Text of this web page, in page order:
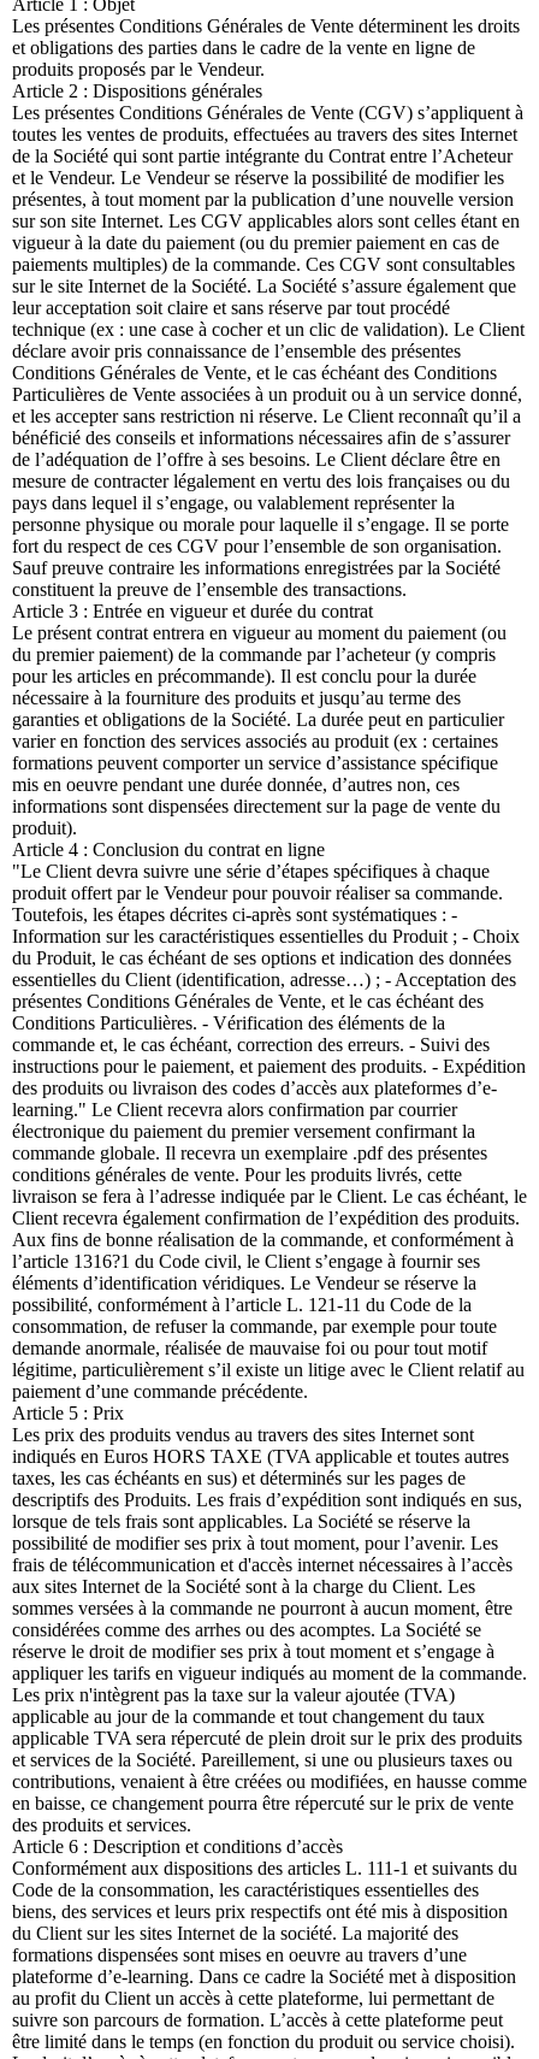
Article 1 : Objet
Les présentes Conditions Générales de Vente déterminent les droits
et obligations des parties dans le cadre de la vente en ligne de
produits proposés par le Vendeur.
Article 2 : Dispositions générales
Les présentes Conditions Générales de Vente (CGV) s’appliquent à
toutes les ventes de produits, effectuées au travers des sites Internet
de la Société qui sont partie intégrante du Contrat entre l’Acheteur
et le Vendeur. Le Vendeur se réserve la possibilité de modifier les
présentes, à tout moment par la publication d’une nouvelle version
sur son site Internet. Les CGV applicables alors sont celles étant en
vigueur à la date du paiement (ou du premier paiement en cas de
paiements multiples) de la commande. Ces CGV sont consultables
sur le site Internet de la Société. La Société s’assure également que
leur acceptation soit claire et sans réserve par tout procédé
technique (ex : une case à cocher et un clic de validation). Le Client
déclare avoir pris connaissance de l’ensemble des présentes
Conditions Générales de Vente, et le cas échéant des Conditions
Particulières de Vente associées à un produit ou à un service donné,
et les accepter sans restriction ni réserve. Le Client reconnaît qu’il a
bénéficié des conseils et informations nécessaires afin de s’assurer
de l’adéquation de l’offre à ses besoins. Le Client déclare être en
mesure de contracter légalement en vertu des lois françaises ou du
pays dans lequel il s’engage, ou valablement représenter la
personne physique ou morale pour laquelle il s’engage. Il se porte
fort du respect de ces CGV pour l’ensemble de son organisation.
Sauf preuve contraire les informations enregistrées par la Société
constituent la preuve de l’ensemble des transactions.
Article 3 : Entrée en vigueur et durée du contrat
Le présent contrat entrera en vigueur au moment du paiement (ou
du premier paiement) de la commande par l’acheteur (y compris
pour les articles en précommande). Il est conclu pour la durée
nécessaire à la fourniture des produits et jusqu’au terme des
garanties et obligations de la Société. La durée peut en particulier
varier en fonction des services associés au produit (ex : certaines
formations peuvent comporter un service d’assistance spécifique
mis en oeuvre pendant une durée donnée, d’autres non, ces
informations sont dispensées directement sur la page de vente du
produit).
Article 4 : Conclusion du contrat en ligne
"Le Client devra suivre une série d’étapes spécifiques à chaque
produit offert par le Vendeur pour pouvoir réaliser sa commande.
Toutefois, les étapes décrites ci-après sont systématiques : -
Information sur les caractéristiques essentielles du Produit ; - Choix
du Produit, le cas échéant de ses options et indication des données
essentielles du Client (identification, adresse…) ; - Acceptation des
présentes Conditions Générales de Vente, et le cas échéant des
Conditions Particulières. - Vérification des éléments de la
commande et, le cas échéant, correction des erreurs. - Suivi des
instructions pour le paiement, et paiement des produits. - Expédition
des produits ou livraison des codes d’accès aux plateformes d’e-
learning." Le Client recevra alors confirmation par courrier
électronique du paiement du premier versement confirmant la
commande globale. Il recevra un exemplaire .pdf des présentes
conditions générales de vente. Pour les produits livrés, cette
livraison se fera à l’adresse indiquée par le Client. Le cas échéant, le
Client recevra également confirmation de l’expédition des produits.
Aux fins de bonne réalisation de la commande, et conformément à
l’article 1316?1 du Code civil, le Client s’engage à fournir ses
éléments d’identification véridiques. Le Vendeur se réserve la
possibilité, conformément à l’article L. 121-11 du Code de la
consommation, de refuser la commande, par exemple pour toute
demande anormale, réalisée de mauvaise foi ou pour tout motif
légitime, particulièrement s’il existe un litige avec le Client relatif au
paiement d’une commande précédente.
Article 5 : Prix
Les prix des produits vendus au travers des sites Internet sont
indiqués en Euros HORS TAXE (TVA applicable et toutes autres
taxes, les cas échéants en sus) et déterminés sur les pages de
descriptifs des Produits. Les frais d’expédition sont indiqués en sus,
lorsque de tels frais sont applicables. La Société se réserve la
possibilité de modifier ses prix à tout moment, pour l’avenir. Les
frais de télécommunication et d'accès internet nécessaires à l’accès
aux sites Internet de la Société sont à la charge du Client. Les
sommes versées à la commande ne pourront à aucun moment, être
considérées comme des arrhes ou des acomptes. La Société se
réserve le droit de modifier ses prix à tout moment et s’engage à
appliquer les tarifs en vigueur indiqués au moment de la commande.
Les prix n'intègrent pas la taxe sur la valeur ajoutée (TVA)
applicable au jour de la commande et tout changement du taux
applicable TVA sera répercuté de plein droit sur le prix des produits
et services de la Société. Pareillement, si une ou plusieurs taxes ou
contributions, venaient à être créées ou modifiées, en hausse comme
en baisse, ce changement pourra être répercuté sur le prix de vente
des produits et services.
Article 6 : Description et conditions d’accès
Conformément aux dispositions des articles L. 111-1 et suivants du
Code de la consommation, les caractéristiques essentielles des
biens, des services et leurs prix respectifs ont été mis à disposition
du Client sur les sites Internet de la société. La majorité des
formations dispensées sont mises en oeuvre au travers d’une
plateforme d’e-learning. Dans ce cadre la Société met à disposition
au profit du Client un accès à cette plateforme, lui permettant de
suivre son parcours de formation. L’accès à cette plateforme peut
être limité dans le temps (en fonction du produit ou service choisi).